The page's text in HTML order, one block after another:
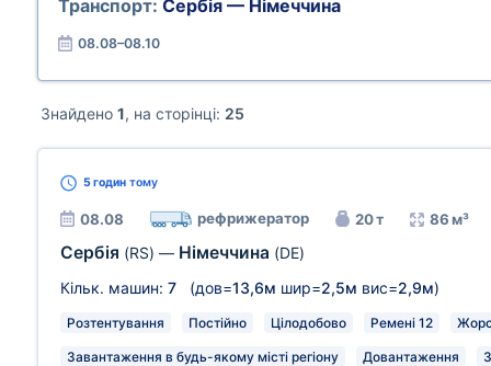
Транспорт: Сербія — Німеччина
08.08–08.10
Знайдено 1, на сторінці: 25
5 годин тому
08.08 рефрижератор 20 т 86 м³
Сербія (RS) — Німеччина (DE)
Кільк. машин: 7 (дов=13,6м шир=2,5м вис=2,9м)
Розтентування Постійно Цілодобово Ремені 12
Завантаження в будь-якому місті регіону Довантаження